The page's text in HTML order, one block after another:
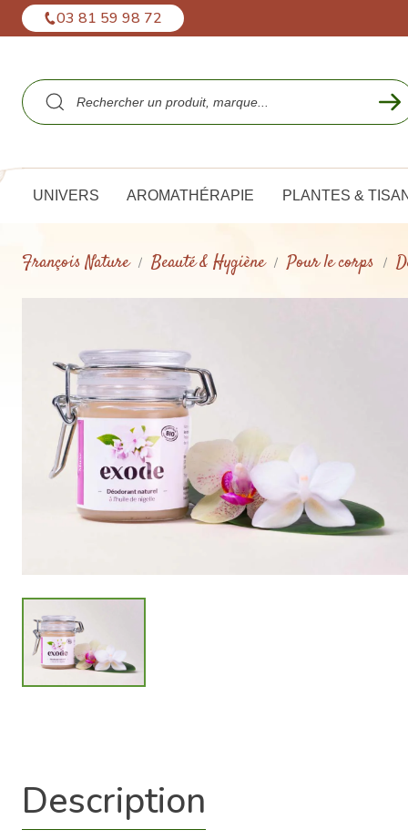
03 81 59 98 72
UNIVERS AROMATHÉRAPIE PLANTES &
François Nature Beauté & Hygiène Pour le corps
Description
Panneau de gestion des cookies